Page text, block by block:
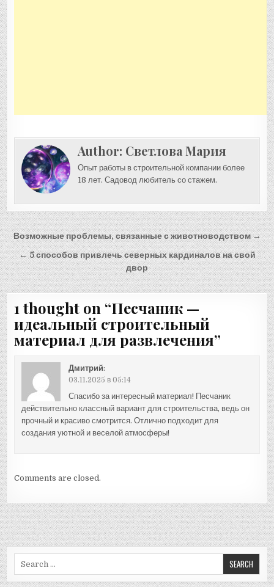
Author: Светлова Мария
Опыт работы в строительной компании более
18 лет. Садовод любитель со стажем.
Навигация
по
записям
Возможные проблемы, связанные с животноводством →
← 5 способов привлечь северных кардиналов на свой
двор
1 thought on “Песчаник —
идеальный строительный
материал для развлечения”
Дмитрий:
03.11.2025 в 05:14
Спасибо за интересный материал! Песчаник
действительно классный вариант для строительства, ведь он
прочный и красиво смотрится. Отлично подходит для
создания уютной и веселой атмосферы!
Comments are closed.